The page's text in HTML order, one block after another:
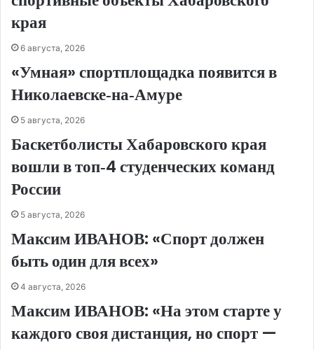
края
6 августа, 2026
«Умная» спортплощадка появится в
Николаевске‑на‑Амуре
5 августа, 2026
Баскетболисты Хабаровского края
вошли в топ‑4 студенческих команд
России
5 августа, 2026
Максим ИВАНОВ: «Спорт должен
быть один для всех»
4 августа, 2026
Максим ИВАНОВ: «На этом старте у
каждого своя дистанция, но спорт —